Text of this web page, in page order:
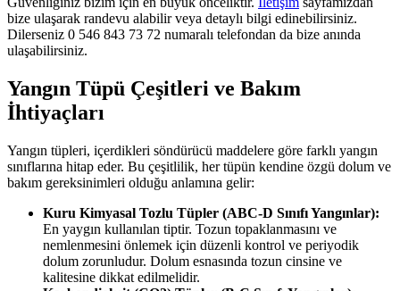
bize ulaşarak randevu alabilir veya detaylı bilgi edinebilirsiniz.
Dilerseniz 0 546 843 73 72 numaralı telefondan da bize anında
ulaşabilirsiniz.
Yangın Tüpü Çeşitleri ve Bakım
İhtiyaçları
Yangın tüpleri, içerdikleri söndürücü maddelere göre farklı yangın
sınıflarına hitap eder. Bu çeşitlilik, her tüpün kendine özgü dolum ve
bakım gereksinimleri olduğu anlamına gelir:
Kuru Kimyasal Tozlu Tüpler (ABC-D Sınıfı Yangınlar):
En yaygın kullanılan tiptir. Tozun topaklanmasını ve
nemlenmesini önlemek için düzenli kontrol ve periyodik
dolum zorunludur. Dolum esnasında tozun cinsine ve
kalitesine dikkat edilmelidir.